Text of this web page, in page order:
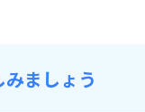
ましょう